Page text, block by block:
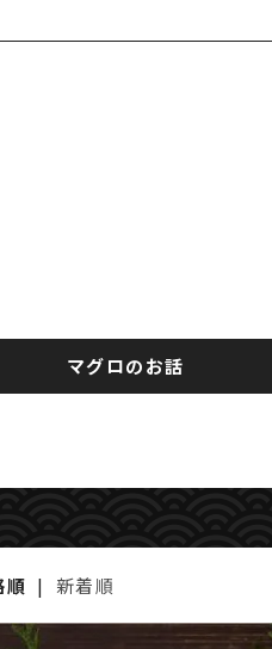
マグロのお話
順 | 新着順